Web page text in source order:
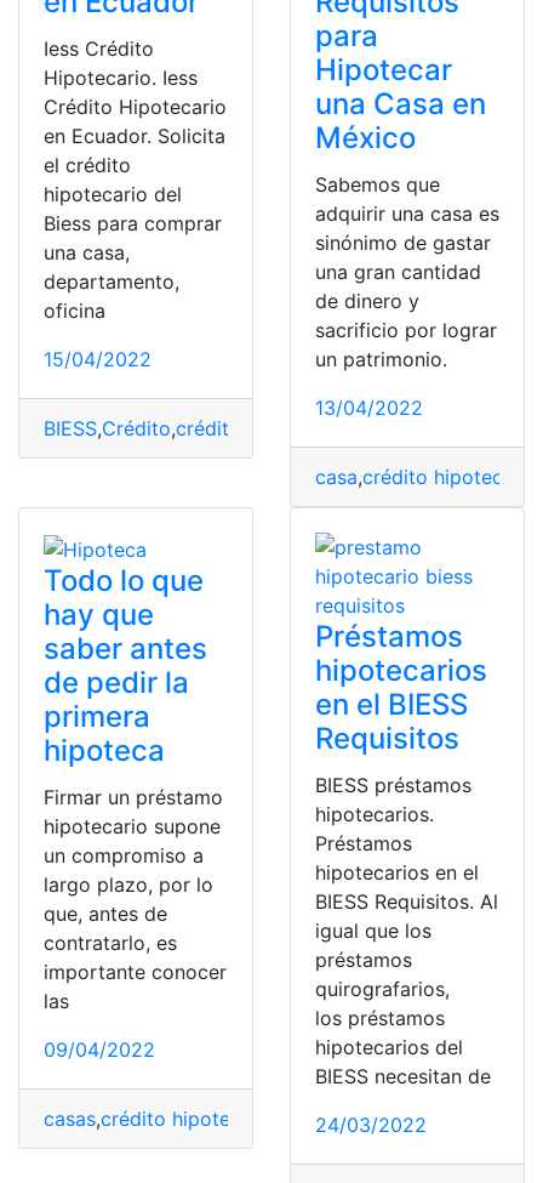
Iess Crédito
Hipotecario. Iess
Crédito Hipotecario
en Ecuador. Solicita
el crédito
hipotecario del
Biess para comprar
una casa,
departamento,
oficina
15/04/2022
BIESS,Crédito,crédito hipotecario
para
Hipotecar
una Casa en
México
Sabemos que
adquirir una casa es
sinónimo de gastar
una gran cantidad
de dinero y
sacrificio por lograr
un patrimonio.
13/04/2022
casa,crédito hipotecario
Todo lo que
hay que
saber antes
de pedir la
primera
hipoteca
Firmar un préstamo
hipotecario supone
un compromiso a
largo plazo, por lo
que, antes de
contratarlo, es
importante conocer
las
09/04/2022
casas,crédito hipotecario hipoteca,hipotecar
Préstamos
hipotecarios
en el BIESS
Requisitos
BIESS préstamos
hipotecarios.
Préstamos
hipotecarios en el
BIESS Requisitos. Al
igual que los
préstamos
quirografarios,
los préstamos
hipotecarios del
BIESS necesitan de
24/03/2022